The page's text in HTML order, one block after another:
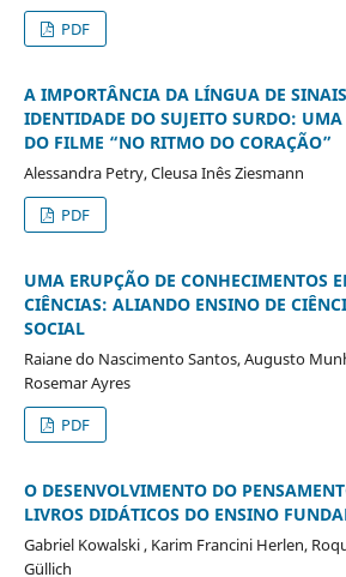
PDF
A IMPORTÂNCIA DA LÍNGUA DE
IDENTIDADE DO SUJEITO SURDO:
DO FILME “NO RITMO DO CORAÇÃO”
Alessandra Petry, Cleusa Inês Ziesmann
PDF
UMA ERUPÇÃO DE CONHECIMENTOS
CIÊNCIAS: ALIANDO ENSINO DE
SOCIAL
Raiane do Nascimento Santos, Augusto
Rosemar Ayres
PDF
O DESENVOLVIMENTO DO
LIVROS DIDÁTICOS DO ENSINO
Gabriel Kowalski , Karim Francini Herlen,
Güllich